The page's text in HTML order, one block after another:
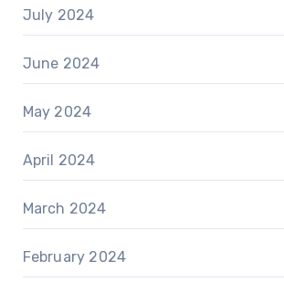
July 2024
June 2024
May 2024
April 2024
March 2024
February 2024